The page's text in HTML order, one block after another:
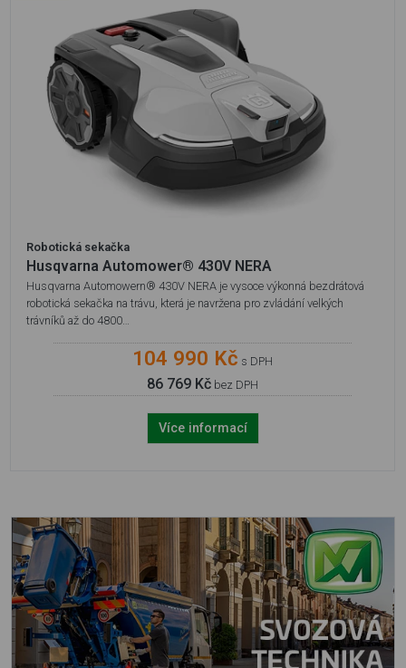
Robotická sekačka
Husqvarna Automower® 430V NERA
Husqvarna Automowern® 430V NERA je vysoce výkonná bezdrátová
robotická sekačka na trávu, která je navržena pro zvládání velkých
trávníků až do 4800…
104 990 Kč s DPH
86 769 Kč bez DPH
Více informací